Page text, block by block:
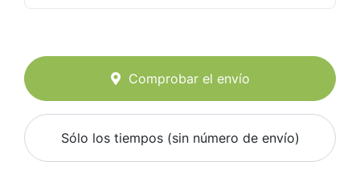
Comprobar el envío
Sólo los tiempos (sin número de envío)